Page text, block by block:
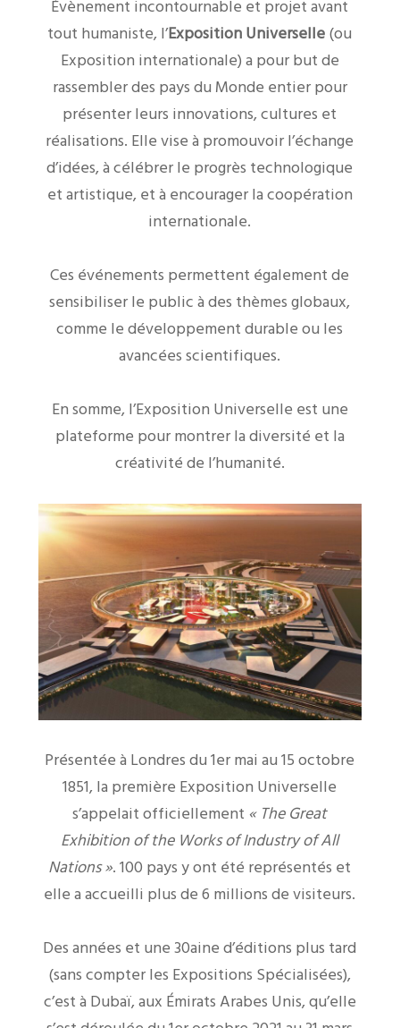
Évènement incontournable et projet avant
tout humaniste, l’Exposition Universelle(ou
Exposition internationale) a pour but de
rassembler des pays du Monde entier pour
présenter leurs innovations, cultures et
réalisations. Elle vise à promouvoir l’échange
d’idées, à célébrer le progrès technologique
et artistique, et à encourager la coopération
internationale.
Ces événements permettent également de
sensibiliser le public à des thèmes globaux,
comme le développement durable ou les
avancées scientifiques.
En somme, l’Exposition Universelle est une
plateforme pour montrer la diversité et la
créativité de l’humanité.
Présentée à Londres du 1er mai au 15 octobre
1851, la première Exposition Universelle
s’appelait officiellement « The Great
Exhibition of the Works of Industry of All
Nations ». 100 pays y ont été représentés et
elle a accueilli plus de 6 millions de visiteurs.
Des années et une 30aine d’éditions plus tard
(sans compter les Expositions Spécialisées),
c’est à Dubaï, aux Émirats Arabes Unis, qu’elle